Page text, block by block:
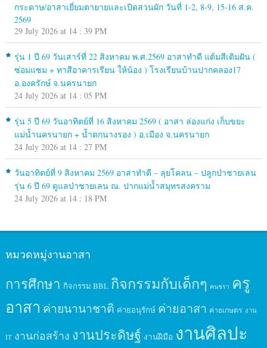
กระดาษ/อาสาเยี่ยมตายายและเปิดสวนผัก วันที่ 1-2, 8-9, 15-16 ส.ค.
2569
29 July 2026 at 14 : 39 PM
รุ่น 1 ปี 69 วันเสาร์ที่ 22 สิงหาคม พ.ศ.2569 อาสาทำดี แต้มสีเติมฝัน (
ซ่อมแซม + ทาสีอาคารเรียน ให้น้อง ) โรงเรียนบ้านปากคลอง17
อ.องครักษ์ จ.นครนายก
24 July 2026 at 14 : 05 PM
รุ่น 5 ปี 69 วันอาทิตย์ที่ 16 สิงหาคม 2569 ( อาสา ล่องแก่ง เก็บขยะ
แม่น้ำนครนายก + น้ำตกนางรอง ) อ.เมือง จ.นครนายก
24 July 2026 at 14 : 27 PM
วันอาทิตย์ที่ 9 สิงหาคม 2569 อาสาทำดี – ลุยโคลน – ปลูกป่าชายเลน
รุ่น 6 ปี 69 ดูแลป่าชายเลน ณ. ปากแม่น้ำสมุทรสงคราม
24 July 2026 at 14 : 18 PM
หมวดหมู่งานอาสา
การศึกษา กิจกรรม BBL กิจกรรมกับเด็กๆ คนชรา ครู
อาสา ค่ายนานาชาติ ค่ายอนุรักษ์ ค่ายอาสา ค่ายเกษตร งาน
IT งานก่อสร้าง งานประดิษฐ์ งานฝีมือ งานศิลปะ